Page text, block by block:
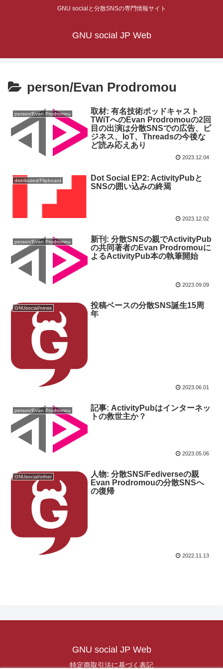
GNU socialと分散SNSの専門情報サイト
GNU social JP Web
person/Evan Prodromou
person/Evan Prodromou
取材: 有名技術ポッドキャスト
TWiTへのEvan Prodromouの2回
目の出演は分散SNSでの広告、ビ
ジネス、IoT、Threadsの今後な
ど読み応えあり
2023.12.04
distributed/Flipboard
Dot Social EP2: ActivityPubと
SNSの囲い込みの終焉
2023.12.02
person/Evan Prodromou
新刊: 分散SNSの親でActivityPub
の共同著者のEvan Prodromouに
よるActivityPub本の執筆開始
2023.09.09
GNUsocial/news
投稿ベースの分散SNS誕生15周
年
2023.06.01
person/Evan Prodromou
記事: ActivityPubはインターネッ
トの救世主か？
2023.05.06
GNUsocial/other
人物: 分散SNS/Fediverseの親
Evan Prodromouの分散SNSへ
の復帰
2022.11.13
GNU social JP Web
特定商取引法に基づく表記